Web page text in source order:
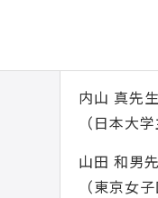
内山 真先生
（日本大
山田 和男
（東京女